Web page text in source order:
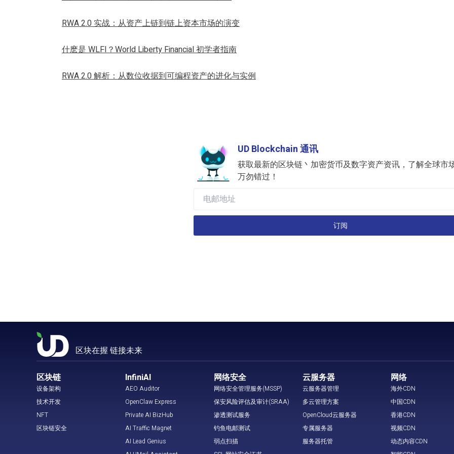
RWA 2.0 实战：从资产上链到链上资本市场的演变
什麽是 WLFI？World Liberty Financial 初学者指南
RWA 2.0 解析：从数位收据到可编程资产的进化与实例
UD Blockchain 通讯
获取最新的区块链丶加密货币及数字资产资讯，了解全球市
万勿错过！
订阅
区块在握 链接未来
区块链
设备架构
技术开发
NFT
区块链安全
InfiniAI
AEO Auditor
OpenClaw Express
Private AI BizHub
AI Traffic Magnet
AI Lead Genius
网络安全
网络安全管理服务(MSSP)
保安风险评估及审计(SRAA)
渗透测试服务
钓鱼电邮测试
弱点扫描
云服务器
云服务器管理
多云管理方案
OpenCloud云服务器
专属服务器
服务器托管
网络
海外CDN
中国CDN
香港CDN
视频CDN
动态内容CDN